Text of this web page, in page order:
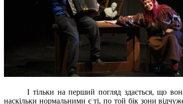
І тільки на перший погляд здається, що
наскільки нормальними є ті, по той бік зони